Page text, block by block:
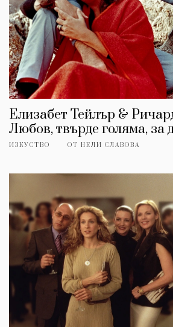
Елизабет Тейлър &
Любов, твърде голяма, за
ИЗКУСТВО ОТ НЕЛИ СЛАВОВА